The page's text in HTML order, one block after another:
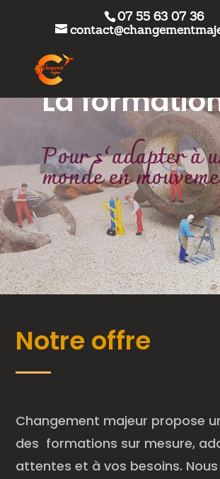
07 55 63 07 36
La
Pour s’adapter à
monde en
Notre offre
Changement majeur propose
des formations sur mesure,
attentes et à vos besoins. Nous